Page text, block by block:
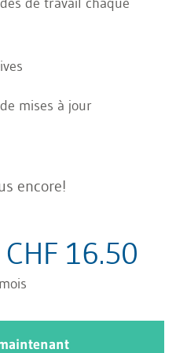
de futurs domaines
commencer assez
des mondes »,
»,
risque de projeter
mises à jour
encore!
16.50